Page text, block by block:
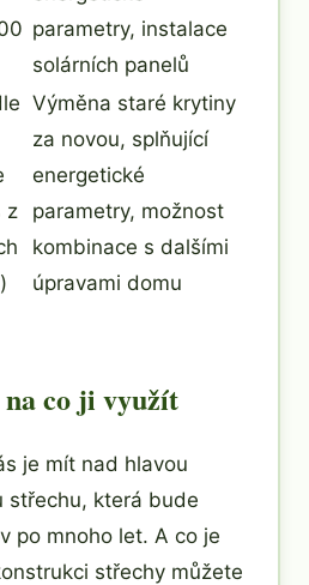
parametry, instalace
solárních panelů
z
Výměna staré krytiny
za novou, splňující
energetické
parametry, možnost
kombinace s dalšími
úpravami domu
na co ji využít
je mít nad hlavou
střechu, která bude
po mnoho let. A co je
střechy můžete